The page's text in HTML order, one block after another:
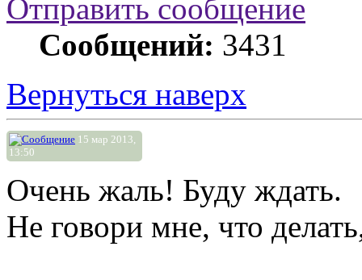
Отправить сообщение
Сообщений: 3431
Вернуться наверх
15 мар 2013,
13:50
Очень жаль! Буду ждать.
Не говори мне, что